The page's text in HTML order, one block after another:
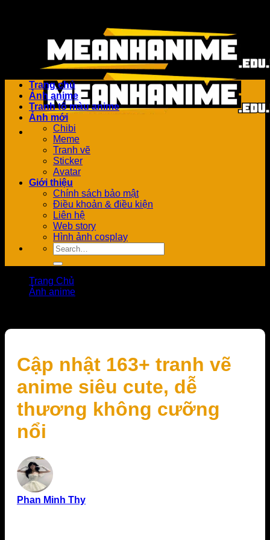
Trang chủ
Ảnh anime
Tranh tô màu anime
Ảnh mới
Chibi
Meme
Tranh vẽ
Sticker
Avatar
Giới thiệu
Chính sách bảo mật
Điều khoản & điều kiện
Liên hệ
Web story
Hình ảnh cosplay
Trang Chủ
Ảnh anime
Cập nhật 163+ tranh vẽ
anime siêu cute, dễ
thương không cưỡng
nổi
Phan Minh Thy